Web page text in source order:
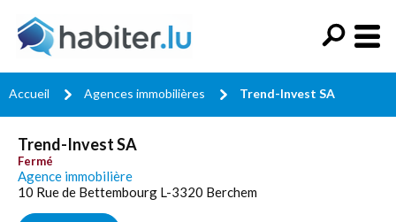
Accueil Agences immobilières Trend-Invest SA
Trend-Invest SA
Fermé
Agence immobilière
10 Rue de Bettembourg L-3320 Berchem